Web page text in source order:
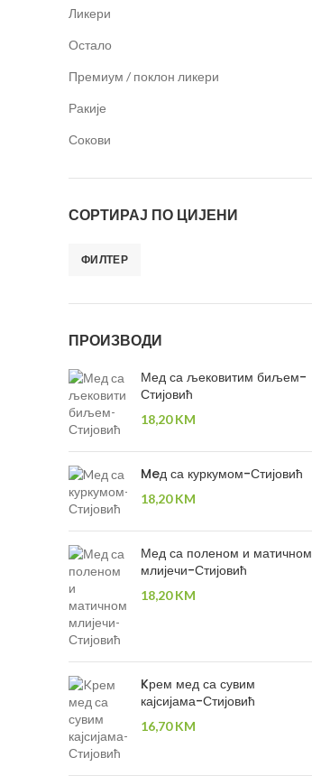
Ликери
Остало
Премиум / поклон ликери
Ракије
Сокови
СОРТИРАЈ ПО ЦИЈЕНИ
ФИЛТЕР
ПРОИЗВОДИ
Мед са љековитим биљем-
Стијовић
18,20KM
Meд са куркумом-Стијовић
18,20KM
Мед са поленом и матичном
млијечи-Стијовић
18,20KM
Kрем мед са сувим
кајсијама-Стијовић
16,70KM